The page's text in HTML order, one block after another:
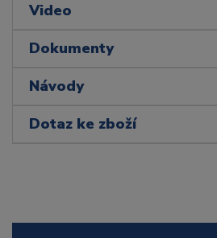
Video
Dokumenty
Návody
Dotaz ke zboží